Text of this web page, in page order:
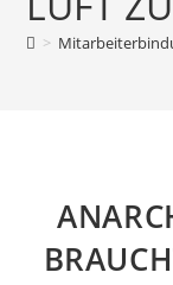
>